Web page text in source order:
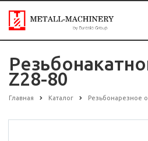
Z28-80
Главная Каталог Резьбонарезное